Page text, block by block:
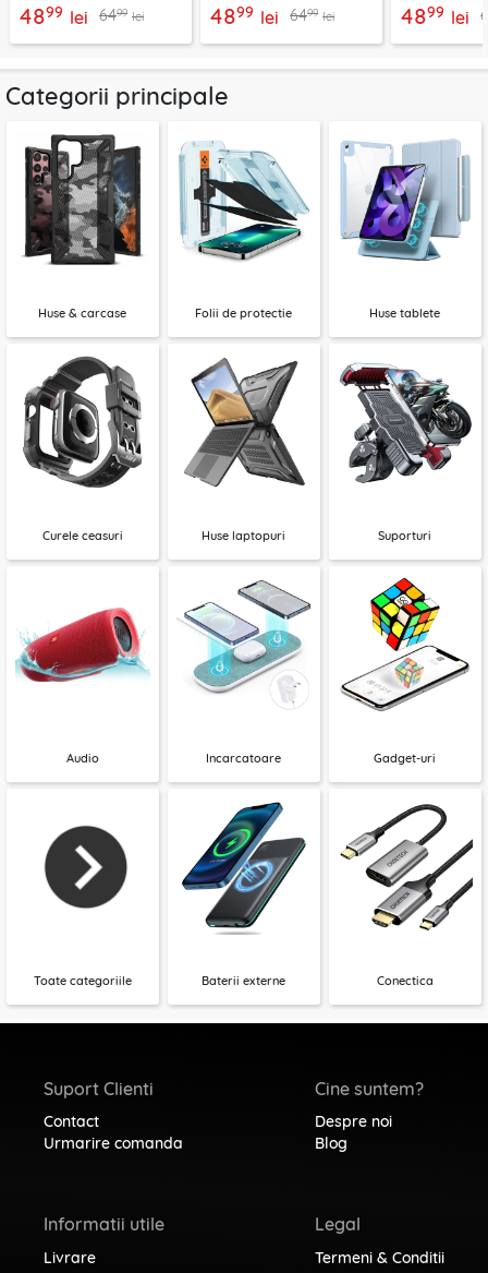
4899 lei 6499 lei 4899 lei 6499 lei 4899 lei
Categorii principale
Huse & carcase Folii de protectie Huse tablete
Curele ceasuri Huse laptopuri Suporturi
Audio Incarcatoare Gadget-uri
Toate categoriile Baterii externe Conectica
Suport Clienti
Contact
Urmarire comanda
Informatii utile
Livrare
Cine suntem?
Despre noi
Blog
Legal
Termeni & Conditii